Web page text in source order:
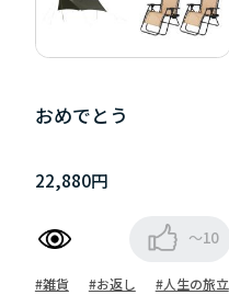
おめでとう
22,880円
～10
#雑貨 #お返し
#人生の旅立